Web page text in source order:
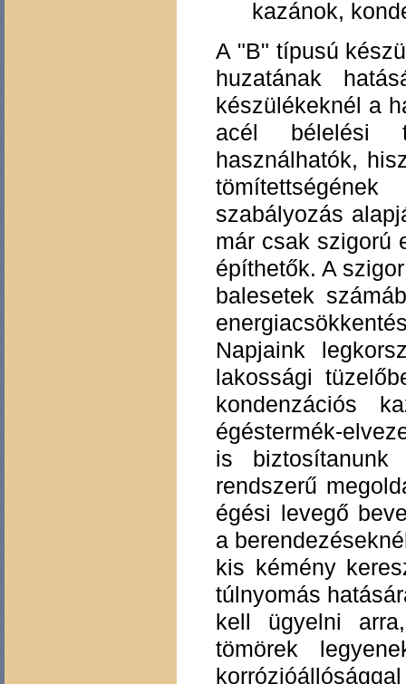
kazánok,
A "B" típusú
huzatának
készülékeknél a
acél bélelési
használhatók,
szabályozás
már csak szigorú
építhetők. A
balesetek
Napjaink
lakossági
kondenzációs
égéstermék-
is
rendszerű
égési levegő
a
kis kémény
túlnyomás
kell ügyelni
tömörek